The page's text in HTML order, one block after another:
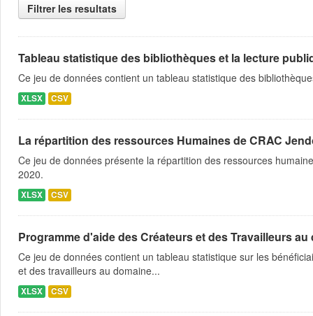
Filtrer les resultats
Tableau statistique des bibliothèques et la lecture
Ce jeu de données contient un tableau statistique des
XLSX CSV
La répartition des ressources Humaines de CRAC
Ce jeu de données présente la répartition des ressources
2020.
XLSX CSV
Programme d'aide des Créateurs et des Travailleurs
Ce jeu de données contient un tableau statistique sur les
et des travailleurs au domaine...
XLSX CSV